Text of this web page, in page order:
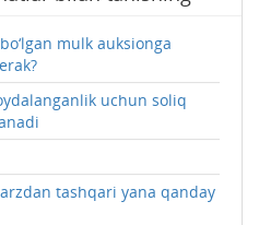
mulk auksionga
uchun soliq
tashqari yana qanday